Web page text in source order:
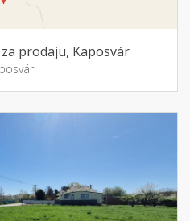
prodaju, Kaposvár